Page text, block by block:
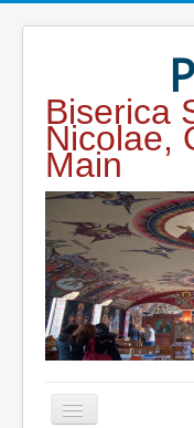
Biserica
Nicolae,
Main